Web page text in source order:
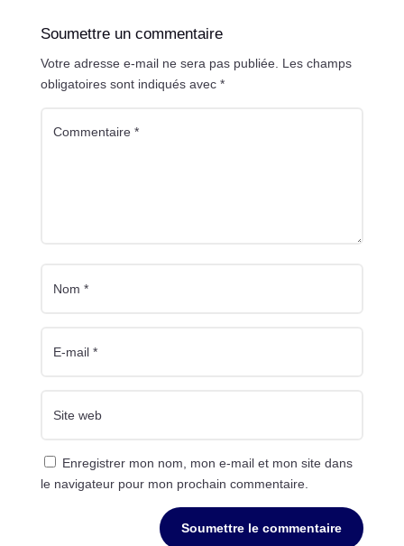
Soumettre un commentaire
Votre adresse e-mail ne sera pas publiée. Les champs
obligatoires sont indiqués avec *
Enregistrer mon nom, mon e-mail et mon site dans
le navigateur pour mon prochain commentaire.
Soumettre le commentaire